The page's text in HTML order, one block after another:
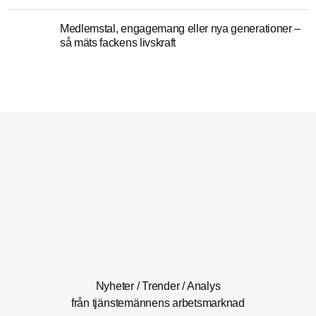
Medlemstal, engagemang eller nya generationer –
så mäts fackens livskraft
Nyheter / Trender / Analys
från tjänstemännens arbetsmarknad